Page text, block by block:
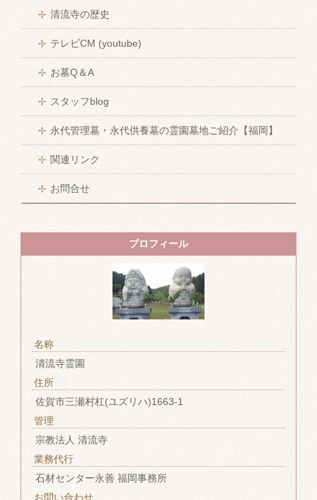
清流寺の歴史
テレビCM (youtube)
お墓Q＆A
スタッフblog
永代管理墓・永代供養墓の霊園墓地ご紹介【福岡】
関連リンク
お問合せ
プロフィール
名称
清流寺霊園
住所
佐賀市三瀬村杠(ユズリハ)1663-1
管理
宗教法人 清流寺
業務代行
石材センター永善 福岡事務所
お問い合わせ